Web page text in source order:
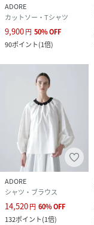
ADORE
カットソー・Tシャツ
9,900円 50%OFF
90ポイント(1倍)
ADORE
シャツ・ブラウス
14,520円 60%OFF
132ポイント(1倍)